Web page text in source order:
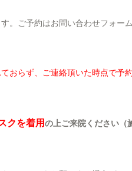
。ご予約はお問い合わせフォー
おらず、ご連絡頂いた時点で予
クを着用の上ご来院ください（